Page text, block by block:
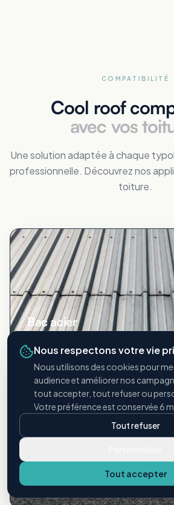
COMPATIBILITÉ
Cool roof
avec vos
Une solution adaptée à chaque
professionnelle. Découvrez nos
toiture.
Bac acier
Étanchéité bitumineuse
Membranes et revêtements bitume
Nous respectons votre vie
Nous utilisons des cookies pour
audience et améliorer nos
tout accepter, tout refuser ou
Votre préférence est conservée 6
Tout refuser
Tout accepter